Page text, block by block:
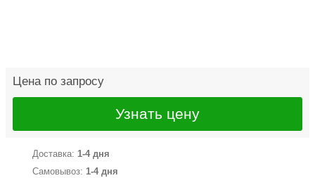
Цена по запросу
Узнать цену
Доставка: 1-4 дня
Самовывоз: 1-4 дня